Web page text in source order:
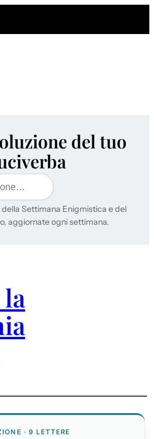
del tuo
Settimana Enigmistica e del
aggiornate ogni settimana.
la
· 9 LETTERE